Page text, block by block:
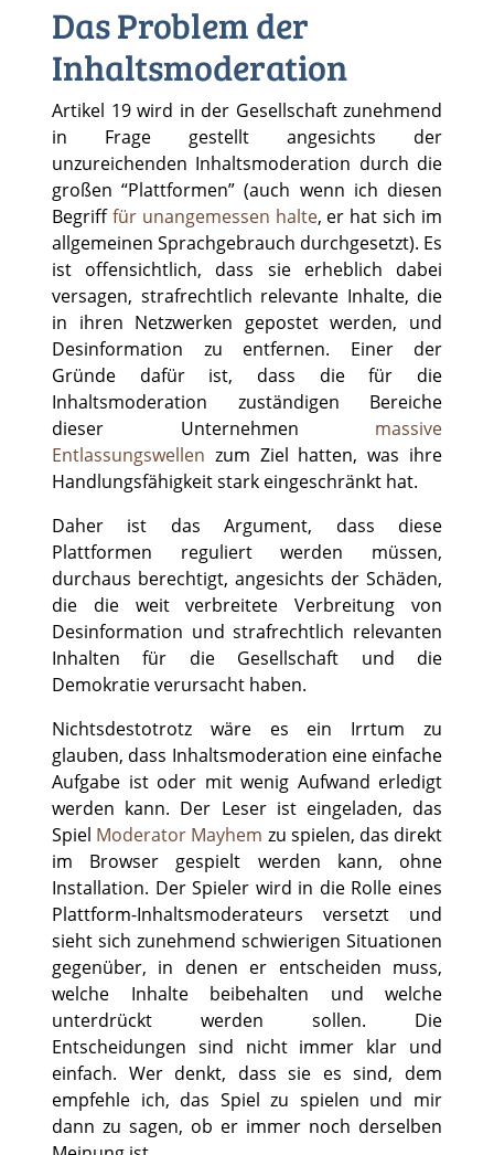
Das Problem der
Inhaltsmoderation
Artikel 19 wird in der Gesellschaft zunehmend
in Frage gestellt angesichts der
unzureichenden Inhaltsmoderation durch die
großen “Plattformen” (auch wenn ich diesen
Begrifffür unangemessen halte, er hat sich im
allgemeinen Sprachgebrauch durchgesetzt). Es
ist offensichtlich, dass sie erheblich dabei
versagen, strafrechtlich relevante Inhalte, die
in ihren Netzwerken gepostet werden, und
Desinformation zu entfernen. Einer der
Gründe dafür ist, dass die für die
Inhaltsmoderation zuständigen Bereiche
dieser Unternehmen massive
Entlassungswellen zum Ziel hatten, was ihre
Handlungsfähigkeit stark eingeschränkt hat.
Daher ist das Argument, dass diese
Plattformen reguliert werden müssen,
durchaus berechtigt, angesichts der Schäden,
die die weit verbreitete Verbreitung von
Desinformation und strafrechtlich relevanten
Inhalten für die Gesellschaft und die
Demokratie verursacht haben.
Nichtsdestotrotz wäre es ein Irrtum zu
glauben, dass Inhaltsmoderation eine einfache
Aufgabe ist oder mit wenig Aufwand erledigt
werden kann. Der Leser ist eingeladen, das
Spiel Moderator Mayhem zu spielen, das direkt
im Browser gespielt werden kann, ohne
Installation. Der Spieler wird in die Rolle eines
Plattform-Inhaltsmoderateurs versetzt und
sieht sich zunehmend schwierigen Situationen
gegenüber, in denen er entscheiden muss,
welche Inhalte beibehalten und welche
unterdrückt werden sollen. Die
Entscheidungen sind nicht immer klar und
einfach. Wer denkt, dass sie es sind, dem
empfehle ich, das Spiel zu spielen und mir
dann zu sagen, ob er immer noch derselben